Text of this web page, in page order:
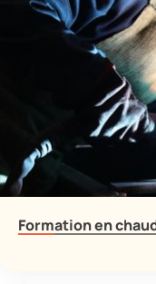
Formation en